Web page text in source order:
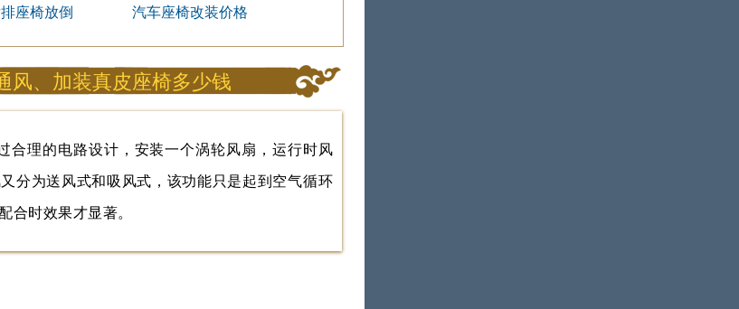
座椅放倒 汽车座椅改装价格
风、加装真皮座椅多少钱
合理的电路设计，安装一个涡轮风扇，运行时风
分为送风式和吸风式，该功能只是起到空气循环
时效果才显著。